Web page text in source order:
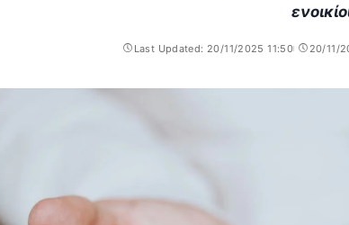
Last Updated: 20/11/2025 11:50 20/11/